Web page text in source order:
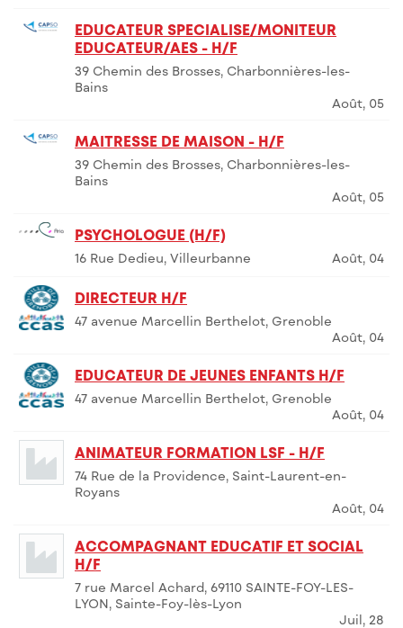
EDUCATEUR SPECIALISE/MONITEUR
EDUCATEUR/AES - H/F
39 Chemin des Brosses, Charbonnières-les-
Bains
Août, 05
MAITRESSE DE MAISON - H/F
39 Chemin des Brosses, Charbonnières-les-
Bains
Août, 05
PSYCHOLOGUE (H/F)
16 Rue Dedieu, Villeurbanne Août, 04
DIRECTEUR H/F
47 avenue Marcellin Berthelot, Grenoble
Août, 04
EDUCATEUR DE JEUNES ENFANTS H/F
47 avenue Marcellin Berthelot, Grenoble
Août, 04
ANIMATEUR FORMATION LSF - H/F
74 Rue de la Providence, Saint-Laurent-en-
Royans
Août, 04
ACCOMPAGNANT EDUCATIF ET SOCIAL
H/F
7 rue Marcel Achard, 69110 SAINTE-FOY-LES-
LYON, Sainte-Foy-lès-Lyon
Juil, 28